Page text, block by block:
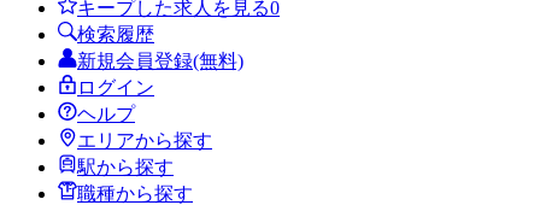
キープした求人を見る0
検索履歴
新規会員登録(無料)
ログイン
ヘルプ
エリアから探す
駅から探す
職種から探す